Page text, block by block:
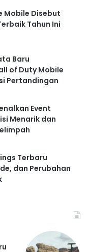
Mobile Disebut
Tahun Ini
Baru
of Duty Mobile
Pertandingan
Event
Menarik dan
Terbaru
dan Perubahan